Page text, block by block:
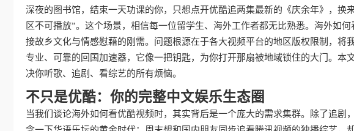
深夜的图书馆，结束一天功课的你，只想点开优酷追两集最新的《庆余年》，换
区不可播放”。这个场景，相信每一位留学生、海外工作者都无比熟悉。海外如
接故乡文化与情感慰藉的刚需。问题根源在于各大视频平台的地区版权限制，将
专业、可靠的回国加速器，它像一把钥匙，为你打开那扇被地域锁住的大门。本
决你听歌、追剧、看综艺的所有烦恼。
不只是优酷：你的完整中文娱乐生态圈
当我们谈论海外如何看优酷视频时，其实背后是一个庞大的需求集群。除了追剧